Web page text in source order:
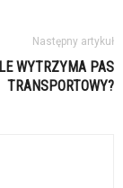
Następny artykuł
ILE WYTRZYMA PAS
TRANSPORTOWY?